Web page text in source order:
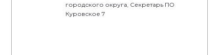
городского округа, Секретарь ПО
Куровское 7